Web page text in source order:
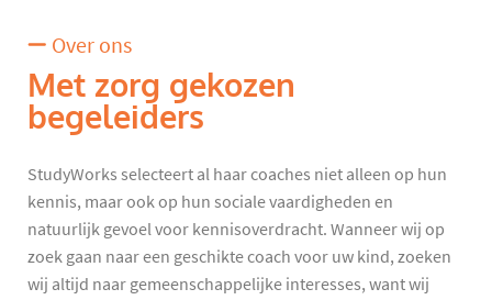
Over ons
Met zorg gekozen
begeleiders
StudyWorks selecteert al haar coaches niet alleen op hun
kennis, maar ook op hun sociale vaardigheden en
natuurlijk gevoel voor kennisoverdracht. Wanneer wij op
zoek gaan naar een geschikte coach voor uw kind, zoeken
wij altijd naar gemeenschappelijke interesses, want wij